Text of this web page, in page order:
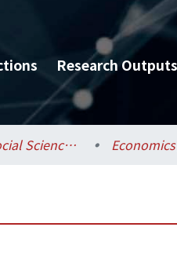
Research Outputs
College of Social Sciences / 社會科學院